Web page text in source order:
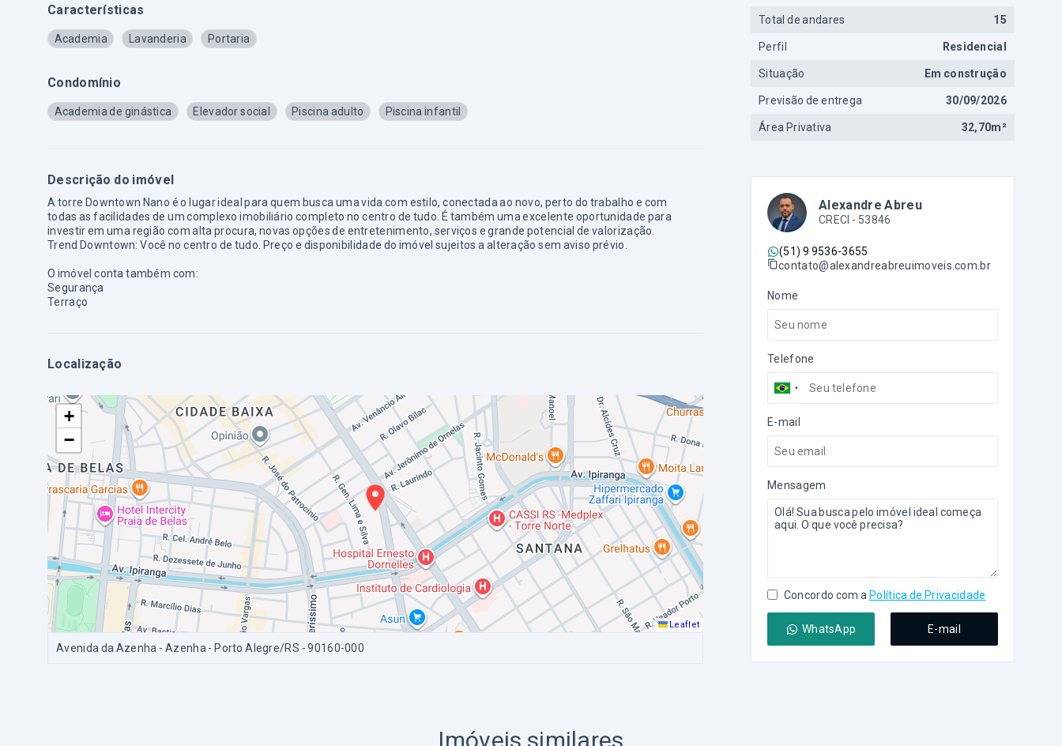
Características
Academia Lavanderia Portaria
Condomínio
Academia de ginástica Elevador social Piscina adulto Piscina infantil
Descrição do imóvel
A torre Downtown Nano é o lugar ideal para quem busca uma vida com estilo, conectada ao novo, perto do trabalho e com
todas as facilidades de um complexo imobiliário completo no centro de tudo. É também uma excelente oportunidade para
investir em uma região com alta procura, novas opções de entretenimento, serviços e grande potencial de valorização.
Trend Downtown: Você no centro de tudo. Preço e disponibilidade do imóvel sujeitos a alteração sem aviso prévio.
O imóvel conta também com:
Segurança
Terraço
Localização
+
−
Leaflet
Avenida da Azenha - Azenha - Porto Alegre/RS - 90160-000
Total de andares 15
Perfil Residencial
Situação Em construção
Previsão de entrega 30/09/2026
Área Privativa 32,70m²
Alexandre Abreu
CRECI - 53846
(51) 9 9536-3655
contato@alexandreabreuimoveis.com.br
Nome
Telefone
E-mail
Mensagem
Concordo com a Política de Privacidade
WhatsApp E-mail
Imóveis similares